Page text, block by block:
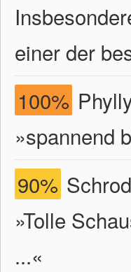
einer der
100%
»spannend
90%
»Tolle
...«